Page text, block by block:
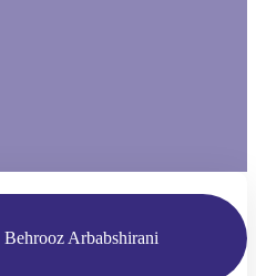
Behrooz Arbabshirani